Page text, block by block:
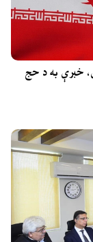
خبرې به د حج